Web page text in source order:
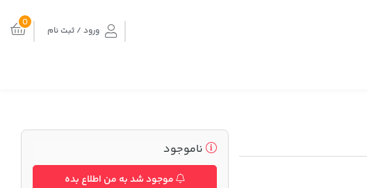
ورود / ثبت نام
0
ناموجود
موجود شد به من اطلاع بده